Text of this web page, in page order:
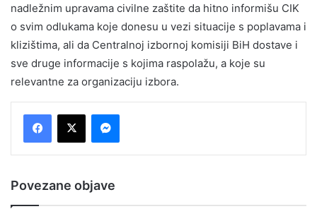
nadležnim upravama civilne zaštite da hitno informišu CIK
o svim odlukama koje donesu u vezi situacije s poplavama i
klizištima, ali da Centralnoj izbornoj komisiji BiH dostave i
sve druge informacije s kojima raspolažu, a koje su
relevantne za organizaciju izbora.
Povezane objave